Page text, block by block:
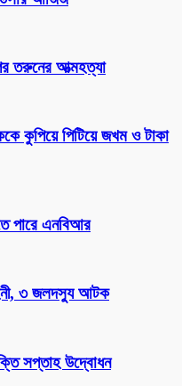
তরুনের আত্মহত্যা
কুপিয়ে পিটিয়ে জখম ও টাকা
পারে এনবিআর
৩ জলদস্যু আটক
সপ্তাহ উদ্বোধন